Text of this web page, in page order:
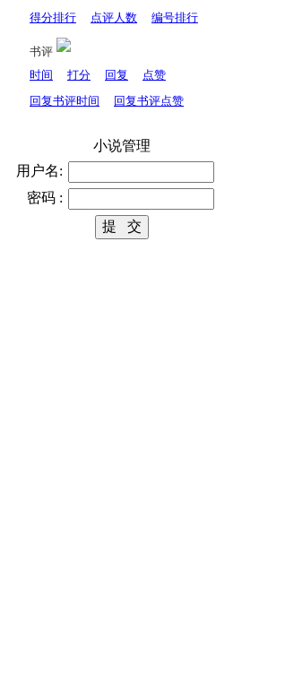
得分排行
点评人数 编号排行
书评
时间
打分 回复
点赞
回复书评时间
回复书评点赞
小说管理
用户名:
密码 :